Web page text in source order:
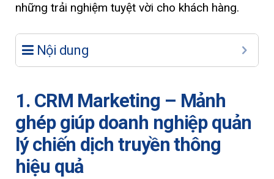
những trải nghiệm tuyệt vời cho khách hàng.
Nội dung
1. CRM Marketing – Mảnh
ghép giúp doanh nghiệp quản
lý chiến dịch truyền thông
hiệu quả